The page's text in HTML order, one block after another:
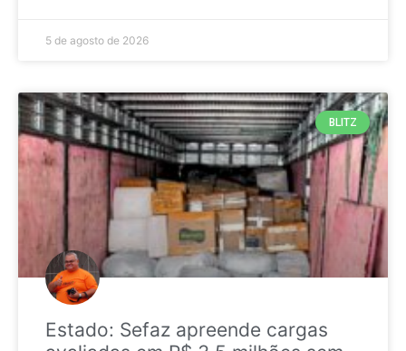
5 de agosto de 2026
BLITZ
Estado: Sefaz apreende cargas